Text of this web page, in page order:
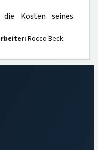
die Kosten seines
Rocco Beck